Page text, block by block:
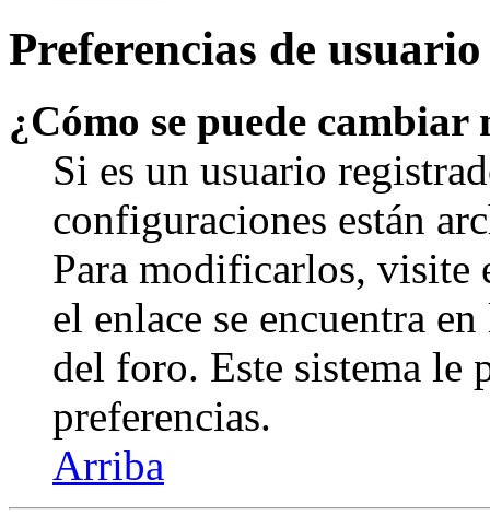
Preferencias de
¿Cómo se puede
Si es un usuario
configuraciones están
Para modificarlos, visite
el enlace se encuentra
del foro. Este sistema le
preferencias.
Arriba